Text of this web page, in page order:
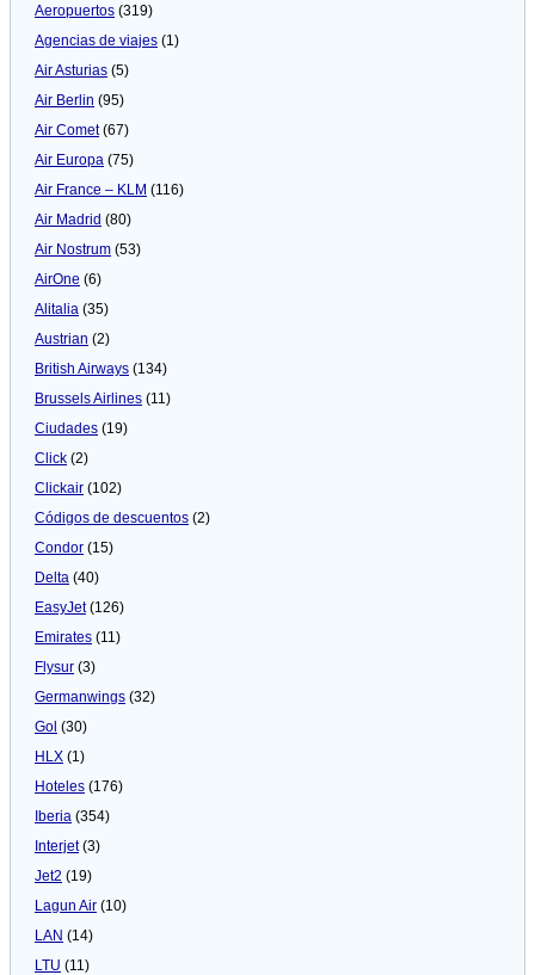
Aeropuertos (319)
Agencias de viajes (1)
Air Asturias (5)
Air Berlin (95)
Air Comet(67)
Air Europa (75)
Air France – KLM (116)
Air Madrid (80)
Air Nostrum (53)
AirOne (6)
Alitalia (35)
Austrian (2)
British Airways (134)
Brussels Airlines (11)
Ciudades (19)
Click (2)
Clickair (102)
Códigos de descuentos (2)
Condor (15)
Delta (40)
EasyJet(126)
Emirates (11)
Flysur (3)
Germanwings (32)
Gol (30)
HLX (1)
Hoteles (176)
Iberia (354)
Interjet(3)
Jet2 (19)
Lagun Air (10)
LAN (14)
LTU (11)